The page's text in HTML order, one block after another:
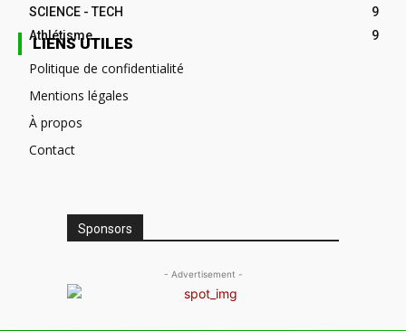
SCIENCE - TECH
9
Athlétisme
9
LIENS UTILES
Politique de confidentialité
Mentions légales
À propos
Contact
Sponsors
- Advertisement -